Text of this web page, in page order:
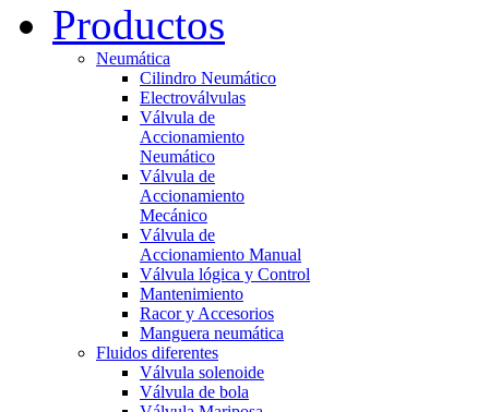
Productos
Neumática
Cilindro Neumático
Electroválvulas
Válvula de
Accionamiento
Neumático
Válvula de
Accionamiento
Mecánico
Válvula de
Accionamiento Manual
Válvula lógica y Control
Mantenimiento
Racor y Accesorios
Manguera neumática
Fluidos diferentes
Válvula solenoide
Válvula de bola